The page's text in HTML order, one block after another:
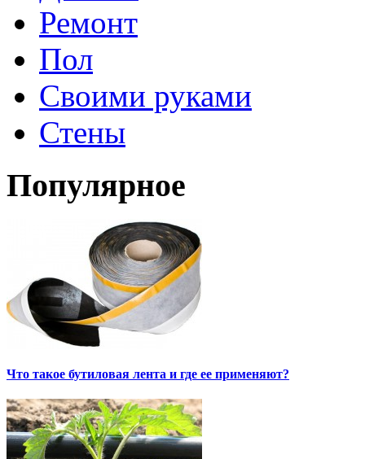
Ремонт
Пол
Своими руками
Стены
Популярное
Что такое бутиловая лента и где ее применяют?